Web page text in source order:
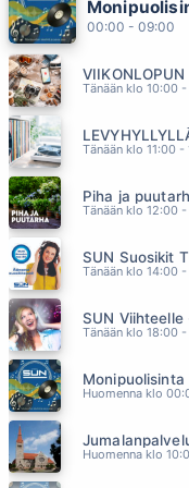
HEAVEN
TOISET
SEURAA
WHO LL STOP
00:00 - 09:00
Tänään klo 10:00 -
Tänään klo 11:00 -
Piha ja
SUN Suosikit
Tänään klo 14:00
Tänään klo 18:00
Huomenna klo
Huomenna klo